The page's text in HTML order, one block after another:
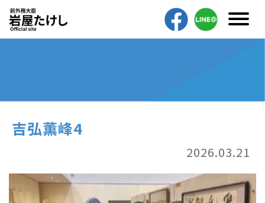
吉弘薫峰4
2026.03.21